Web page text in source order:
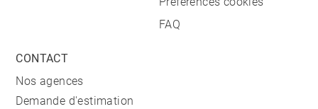
FAQ
CONTACT
Nos agences
Demande d'estimation